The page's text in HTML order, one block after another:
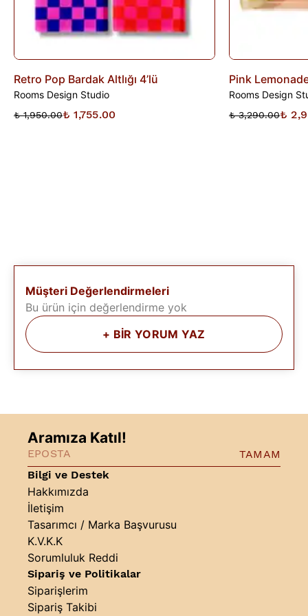
Retro Pop Bardak Altlığı 4’lü
Rooms Design Studio
₺ 1,950.00₺ 1,755.00
Pink
Rooms Design
₺ 3,290.00₺
Müşteri Değerlendirmeleri
Bu ürün için değerlendirme yok
+ BİR YORUM YAZ
Bilgi ve Destek
Hakkımızda
İletişim
Tasarımcı / Marka Başvurusu
K.V.K.K
Sorumluluk Reddi
Sipariş ve Politikalar
Siparişlerim
Sipariş Takibi
Aramıza Katıl!
TAMAM